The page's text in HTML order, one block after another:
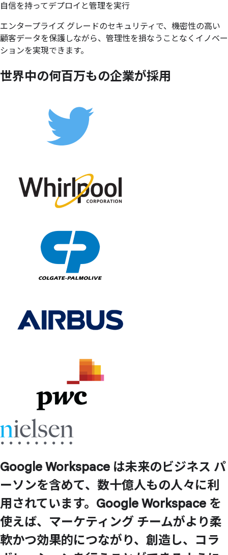
自信を持ってデプロイと管理を実行
エンタープライズ グレードのセキュリティで、機密性の高い
顧客データを保護しながら、管理性を損なうことなくイノベー
ションを実現できます。
世界中の何百万もの企業が採用
Google Workspace は未来のビジネス パ
ーソンを含めて、 数十億人もの人々に利
用されています。 Google Workspace を
使えば、 マーケティング チームがより柔
軟かつ効果的につながり、 創造し、 コラ